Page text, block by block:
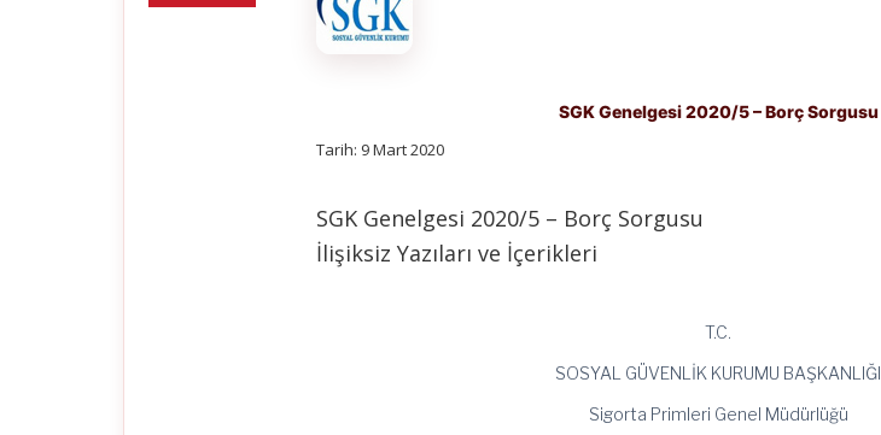
SGK Genelgesi 2020/5 – Borç Sorgusu
Tarih: 9 Mart 2020
SGK Genelgesi 2020/5 – Borç Sorgusu
İlişiksiz Yazıları ve İçerikleri
T.C.
SOSYAL GÜVENLİK KURUMU BAŞKANLIĞI
Sigorta Primleri Genel Müdürlüğü